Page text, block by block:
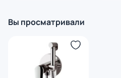
Вы просматривали